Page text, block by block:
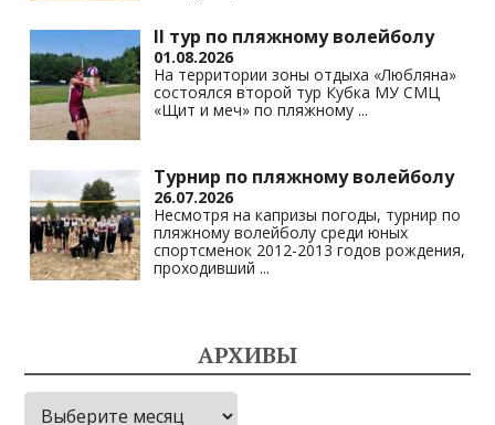
II тур по пляжному волейболу
01.08.2026
На территории зоны отдыха «Любляна»
состоялся второй тур Кубка МУ СМЦ
«Щит и меч» по пляжному ...
Турнир по пляжному волейболу
26.07.2026
Несмотря на капризы погоды, турнир по
пляжному волейболу среди юных
спортсменок 2012-2013 годов рождения,
проходивший ...
АРХИВЫ
Архивы